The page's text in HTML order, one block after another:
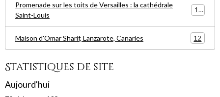
Promenade sur les toits de Versailles : la cathédrale
Saint-Louis
15
Maison d'Omar Sharif, Lanzarote, Canaries 12
Statistiques de site
Aujourd'hui